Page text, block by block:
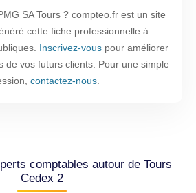
SA Tours ? compteo.fr est un site
cette fiche professionnelle à
Inscrivez-vous pour améliorer
de vos futurs clients. Pour une simple
contactez-nous
comptables autour de Tours
Cedex 2